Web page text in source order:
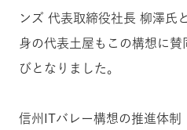
ンズ 代表取締役社長 柳澤氏
身の代表土屋もこの構想に
びとなりました。
信州ITバレー構想の推進体制